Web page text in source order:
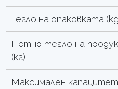
Тегло на опаковката
Нетно тегло на
(кг)
Максимален